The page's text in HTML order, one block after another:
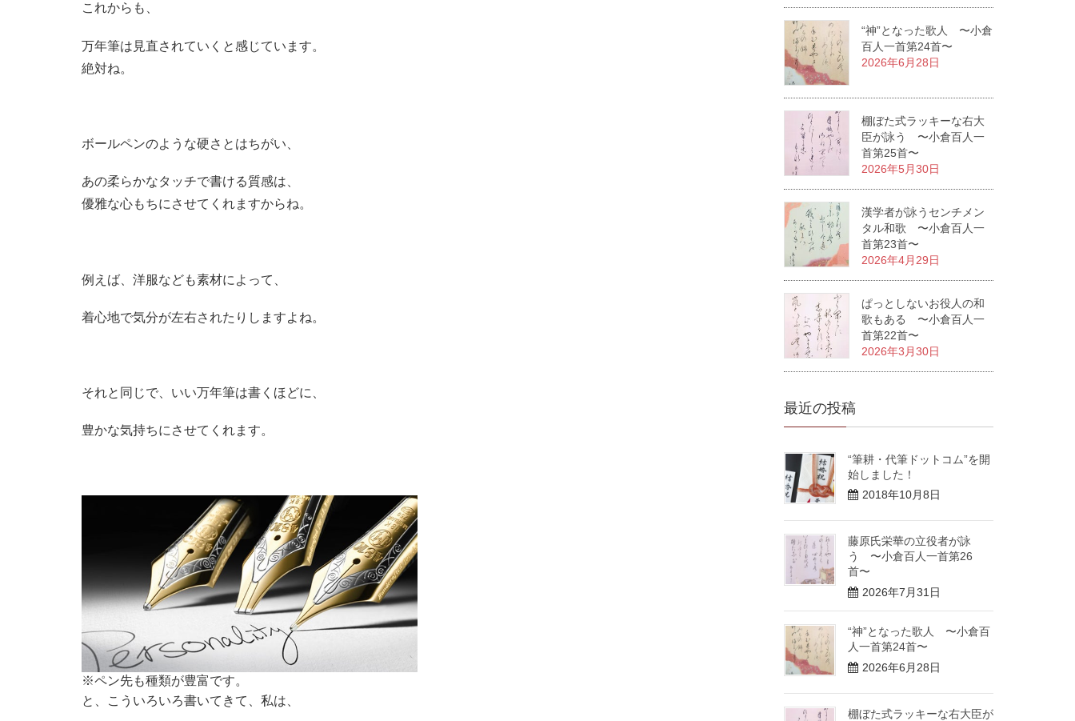
これからも、
万年筆は見直されていくと感じています。
絶対ね。
ボールペンのような硬さとはちがい、
あの柔らかなタッチで書ける質感は、
優雅な心もちにさせてくれますからね。
例えば、洋服なども素材によって、
着心地で気分が左右されたりしますよね。
それと同じで、いい万年筆は書くほどに、
豊かな気持ちにさせてくれます。
※ペン先も種類が豊富です。
と、こういろいろ書いてきて、私は、
“神”となった歌人 〜小倉
百人一首第24首〜
2026年6月28日
棚ぼた式ラッキーな右大
臣が詠う 〜小倉百人一
首第25首〜
2026年5月30日
漢学者が詠うセンチメン
タル和歌 〜小倉百人一
首第23首〜
2026年4月29日
ぱっとしないお役人の和
歌もある 〜小倉百人一
首第22首〜
2026年3月30日
最近の投稿
“筆耕・代筆ドットコム”を開
始しました！
2018年10月8日
藤原氏栄華の立役者が詠
う 〜小倉百人一首第26
首〜
2026年7月31日
“神”となった歌人 〜小倉百
人一首第24首〜
2026年6月28日
棚ぼた式ラッキーな右大臣が